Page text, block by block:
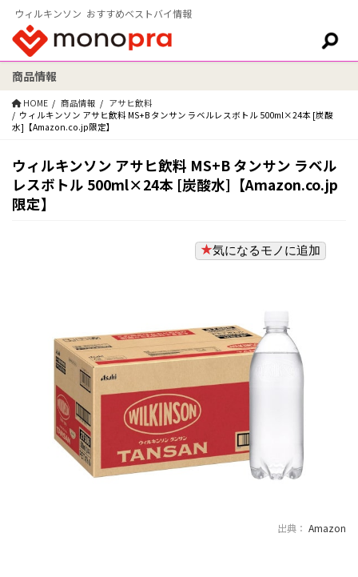
ウィルキンソン おすすめベストバイ情報
検索:
商品情報
HOME 商品情報
アサヒ飲料
ウィルキンソン アサヒ飲料 MS+B タンサン ラベルレスボトル 500ml×24本 [炭酸
水]【Amazon.co.jp限定】
ウィルキンソン アサヒ飲料 MS+B タンサン ラベル
レスボトル 500ml×24本 [炭酸水]【Amazon.co.jp
限定】
気になるモノに追加
出典： Amazon